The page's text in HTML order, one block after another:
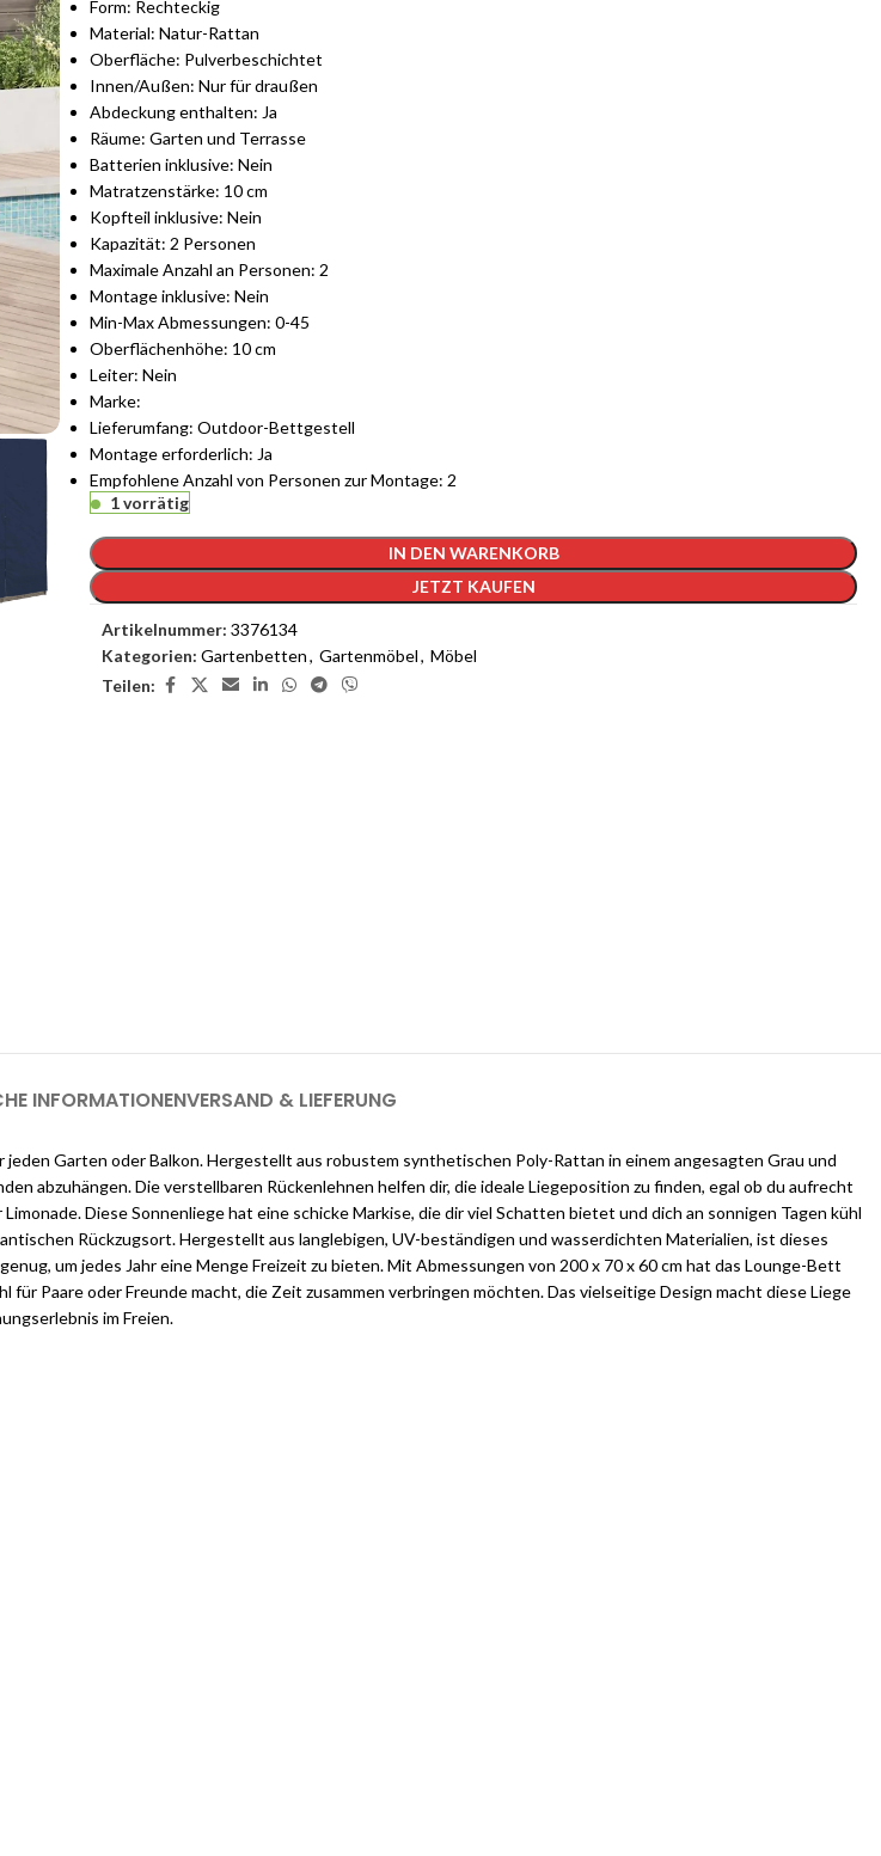
Form: Rechteckig
Material: Natur-Rattan
Oberfläche: Pulverbeschichtet
Innen/Außen: Nur für draußen
Abdeckung enthalten: Ja
Räume: Garten und Terrasse
Batterien inklusive: Nein
Matratzenstärke: 10 cm
Kopfteil inklusive: Nein
Kapazität: 2 Personen
Maximale Anzahl an Personen: 2
Montage inklusive: Nein
Min-Max Abmessungen: 0-45
Oberflächenhöhe: 10 cm
Leiter: Nein
Marke:
Lieferumfang: Outdoor-Bettgestell
Montage erforderlich: Ja
Empfohlene Anzahl von Personen zur Montage: 2
1 vorrätig
IN DEN WARENKORB
JETZT KAUFEN
Artikelnummer: 3376134
Kategorien: Gartenbetten, Gartenmöbel, Möbel
Teilen:
INFORMATIONENVERSAND & LIEFERUNG
Garten oder Balkon. Hergestellt aus robustem synthetischen Poly-Rattan in einem angesagten Grau und
abzuhängen. Die verstellbaren Rückenlehnen helfen dir, die ideale Liegeposition zu finden, egal ob du aufrecht
Diese Sonnenliege hat eine schicke Markise, die dir viel Schatten bietet und dich an sonnigen Tagen kühl
Rückzugsort. Hergestellt aus langlebigen, UV-beständigen und wasserdichten Materialien, ist dieses
um jedes Jahr eine Menge Freizeit zu bieten. Mit Abmessungen von 200 x 70 x 60 cm hat das Lounge-Bett
Paare oder Freunde macht, die Zeit zusammen verbringen möchten. Das vielseitige Design macht diese Liege
im Freien.